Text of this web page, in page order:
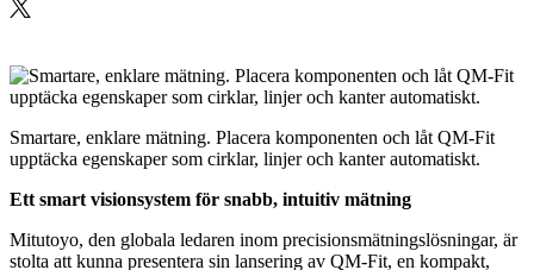
Smartare, enklare mätning. Placera komponenten och låt QM-Fit
upptäcka egenskaper som cirklar, linjer och kanter automatiskt.
Ett smart visionsystem för snabb, intuitiv mätning
Mitutoyo, den globala ledaren inom precisionsmätningslösningar, är
stolta att kunna presentera sin lansering av QM-Fit, en kompakt,